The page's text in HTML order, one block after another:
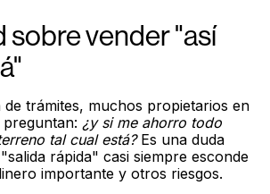
sobre vender "así
trámites, muchos propietarios en
¿y si me ahorro todo
tal cual está?Es una duda
rápida" casi siempre esconde
importante y otros riesgos.